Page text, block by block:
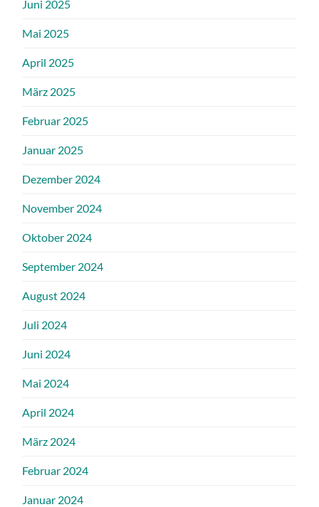
Juni 2025
Mai 2025
April 2025
März 2025
Februar 2025
Januar 2025
Dezember 2024
November 2024
Oktober 2024
September 2024
August 2024
Juli 2024
Juni 2024
Mai 2024
April 2024
März 2024
Februar 2024
Januar 2024